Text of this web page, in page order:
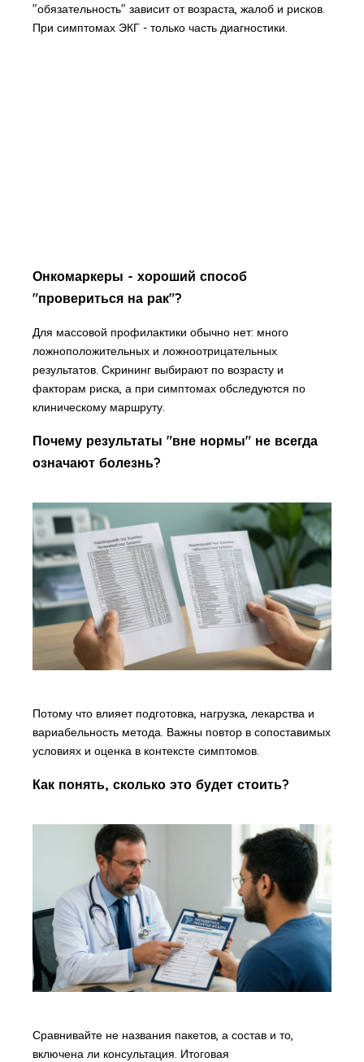
"обязательность" зависит от возраста, жалоб и рисков.
При симптомах ЭКГ - только часть диагностики.
Онкомаркеры - хороший способ
"провериться на рак"?
Для массовой профилактики обычно нет: много
ложноположительных и ложноотрицательных
результатов. Скрининг выбирают по возрасту и
факторам риска, а при симптомах обследуются по
клиническому маршруту.
Почему результаты "вне нормы" не всегда
означают болезнь?
Потому что влияет подготовка, нагрузка, лекарства и
вариабельность метода. Важны повтор в сопоставимых
условиях и оценка в контексте симптомов.
Как понять, сколько это будет стоить?
Сравнивайте не названия пакетов, а состав и то,
включена ли консультация. Итоговая